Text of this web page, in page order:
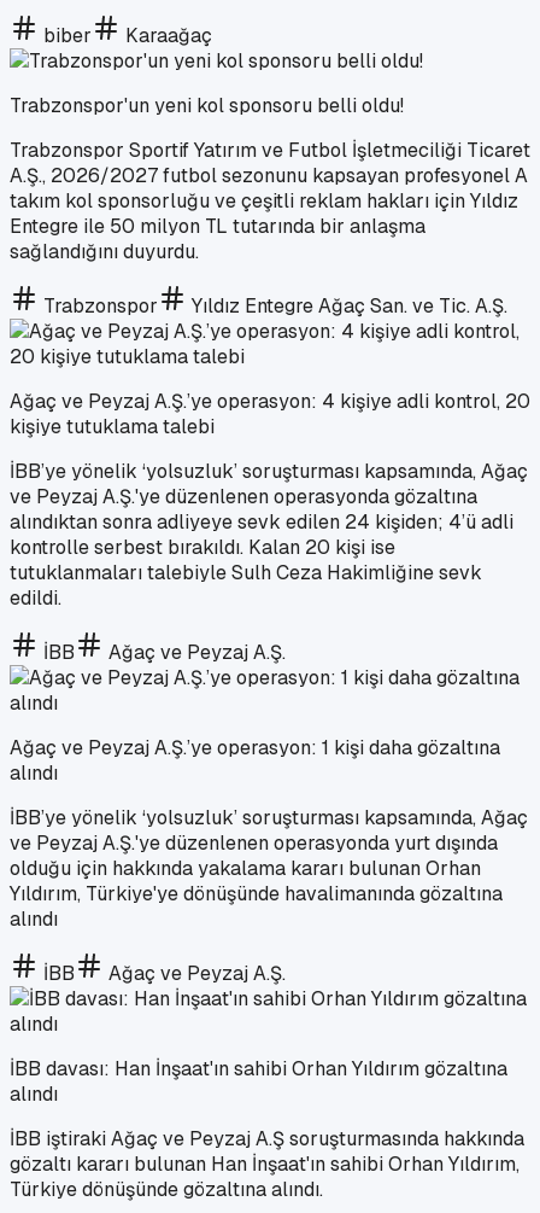
biber Karaağaç
Trabzonspor'un yeni kol sponsoru belli oldu!
Trabzonspor Sportif Yatırım ve Futbol İşletmeciliği Ticaret
A.Ş., 2026/2027 futbol sezonunu kapsayan profesyonel A
takım kol sponsorluğu ve çeşitli reklam hakları için Yıldız
Entegre ile 50 milyon TL tutarında bir anlaşma
sağlandığını duyurdu.
Trabzonspor Yıldız Entegre Ağaç San. ve Tic. A.Ş.
Ağaç ve Peyzaj A.Ş.’ye operasyon: 4 kişiye adli kontrol, 20
kişiye tutuklama talebi
İBB’ye yönelik ‘yolsuzluk’ soruşturması kapsamında, Ağaç
ve Peyzaj A.Ş.'ye düzenlenen operasyonda gözaltına
alındıktan sonra adliyeye sevk edilen 24 kişiden; 4’ü adli
kontrolle serbest bırakıldı. Kalan 20 kişi ise
tutuklanmaları talebiyle Sulh Ceza Hakimliğine sevk
edildi.
İBB Ağaç ve Peyzaj A.Ş.
Ağaç ve Peyzaj A.Ş.’ye operasyon: 1 kişi daha gözaltına
alındı
İBB’ye yönelik ‘yolsuzluk’ soruşturması kapsamında, Ağaç
ve Peyzaj A.Ş.'ye düzenlenen operasyonda yurt dışında
olduğu için hakkında yakalama kararı bulunan Orhan
Yıldırım, Türkiye'ye dönüşünde havalimanında gözaltına
alındı
İBB Ağaç ve Peyzaj A.Ş.
İBB davası: Han İnşaat'ın sahibi Orhan Yıldırım gözaltına
alındı
İBB iştiraki Ağaç ve Peyzaj A.Ş soruşturmasında hakkında
gözaltı kararı bulunan Han İnşaat'ın sahibi Orhan Yıldırım,
Türkiye dönüşünde gözaltına alındı.